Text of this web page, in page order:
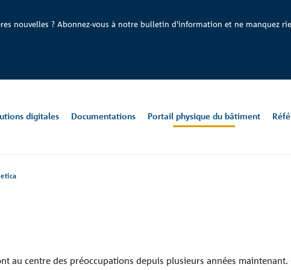
nouvelles ? Abonnez-vous à notre bulletin d'information et ne manquez
digitales Documentations Portail physique du bâtiment
Bruxelles, BE Gand, BE
au centre des préoccupations depuis plusieurs années